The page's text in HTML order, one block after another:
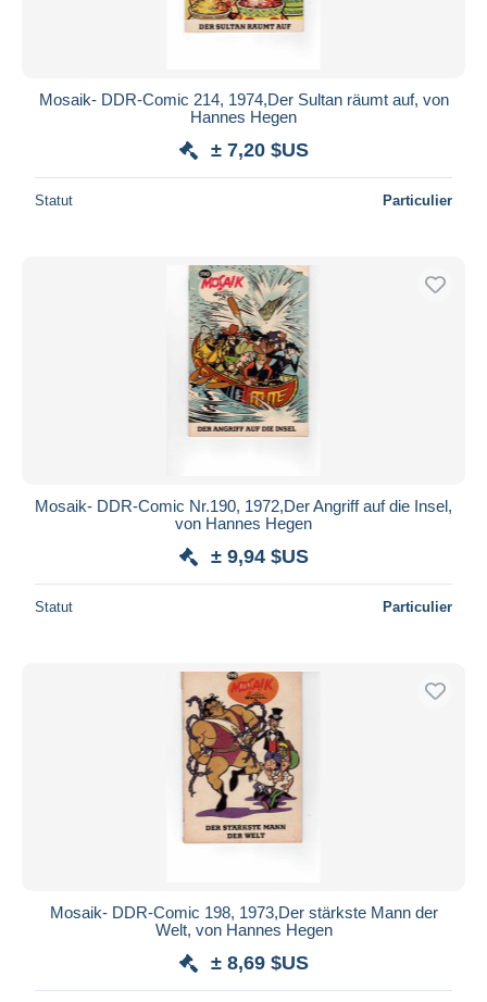
Mosaik- DDR-Comic 214, 1974,Der Sultan räumt auf, von
Hannes Hegen
± 7,20 $US
Statut Particulier
Mosaik- DDR-Comic Nr.190, 1972,Der Angriff auf die Insel,
von Hannes Hegen
± 9,94 $US
Statut Particulier
Mosaik- DDR-Comic 198, 1973,Der stärkste Mann der
Welt, von Hannes Hegen
± 8,69 $US